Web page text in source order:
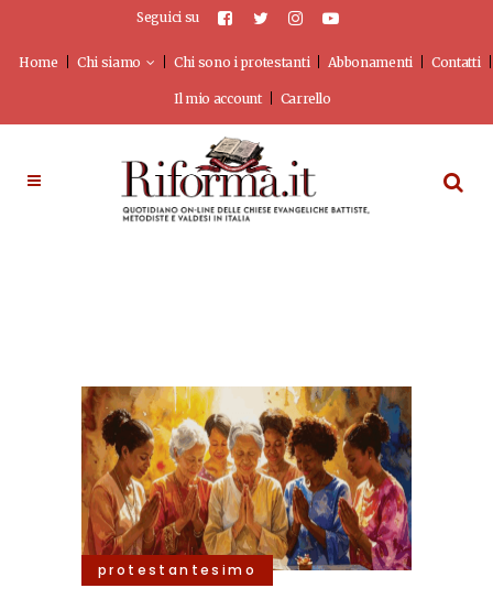
Seguici su
Home Chi siamo Chi sono i protestanti Abbonamenti Contatti
Il mio account Carrello
protestantesimo